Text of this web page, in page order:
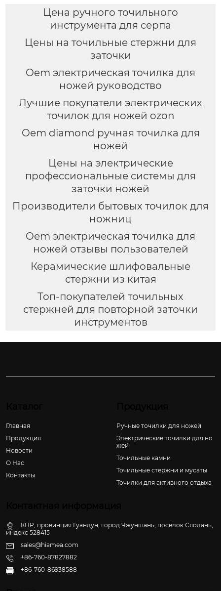
Цена ручного точильного
инструмента для серпа
Цены на точильные стержни для
заточки
Oem электрическая точилка для
ножей руководство
Лучшие покупатели электрических
точилок для ножей ozon
Oem diamond ручная точилка для
ножей
Цены на электрические
профессиональные системы для
заточки ножей
Производители бытовых точилок для
ножниц
Oem электрическая точилка для
ножей отзывы пользователей
Керамические шлифовальные
стержни из китая
Топ-покупателей точильных
стержней для повторной заточки
инструментов
Главная
Продукция
Новости
О Hас
Контакты
Ручные точилки для ножей
Электрические точилки для но
жей
Точильные камни
Точильные стержни и мусаты
Точилки для активного отдыха
КНР, провинция Гуандун, город Чжуншань, посёлок Сяолань,
индекс 528415
sales@hiamea.com
+86-760-87827882
 +86-760-86938588